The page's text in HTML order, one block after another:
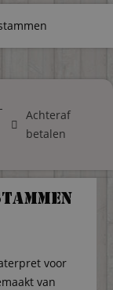
Achteraf
betalen
voor
van